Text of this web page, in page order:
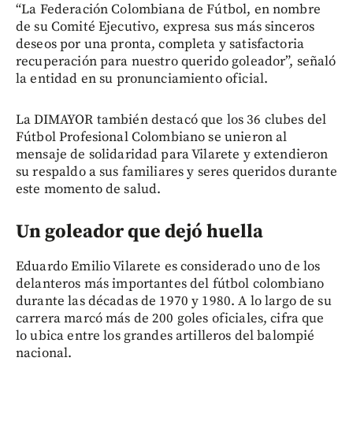
“La Federación Colombiana de Fútbol, en nombre
de su Comité Ejecutivo, expresa sus más sinceros
deseos por una pronta, completa y satisfactoria
recuperación para nuestro querido goleador”, señaló
la entidad en su pronunciamiento oficial.
La DIMAYOR también destacó que los 36 clubes del
Fútbol Profesional Colombiano se unieron al
mensaje de solidaridad para Vilarete y extendieron
su respaldo a sus familiares y seres queridos durante
este momento de salud.
Un goleador que dejó huella
Eduardo Emilio Vilarete es considerado uno de los
delanteros más importantes del fútbol colombiano
durante las décadas de 1970 y 1980. A lo largo de su
carrera marcó más de 200 goles oficiales, cifra que
lo ubica entre los grandes artilleros del balompié
nacional.